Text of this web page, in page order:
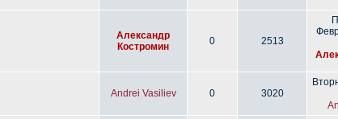
Александр
Костромин
0 2513
Andrei Vasiliev 0 3020